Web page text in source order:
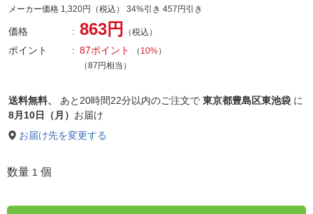
メーカー価格 1,320円（税込） 34%引き 457円引き
価格 863円 （税込）
ポイント 87ポイント （ 10%）
（87円相当）
送料無料、 あと 20時間22分以内のご注文で 東京都豊島区東池袋 に
8月10日（月） お届け
お届け先を変更する
数量 1 個